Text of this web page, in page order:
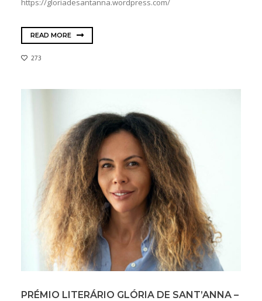
READ MORE
273
PRÉMIO LITERÁRIO GLÓRIA DE SANT’ANNA –